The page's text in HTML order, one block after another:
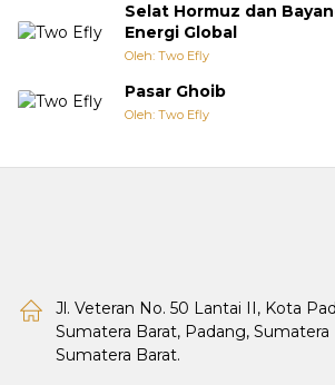
Selat Hormuz dan
Energi Global
Oleh: Two Efly
Pasar Ghoib
Oleh: Two Efly
Jl. Veteran No. 50 Lantai II, Kota
Sumatera Barat, Padang, Sumatera
Sumatera Barat.